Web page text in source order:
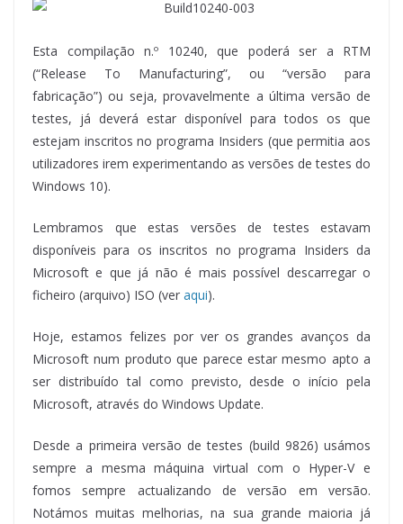
Esta compilação n.º 10240, que poderá ser a RTM
(“Release To Manufacturing”, ou “versão para
fabricação”) ou seja, provavelmente a última versão de
testes, já deverá estar disponível para todos os que
estejam inscritos no programa Insiders (que permitia aos
utilizadores irem experimentando as versões de testes do
Windows 10).
Lembramos que estas versões de testes estavam
disponíveis para os inscritos no programa Insiders da
Microsoft e que já não é mais possível descarregar o
ficheiro (arquivo) ISO (ver aqui).
Hoje, estamos felizes por ver os grandes avanços da
Microsoft num produto que parece estar mesmo apto a
ser distribuído tal como previsto, desde o início pela
Microsoft, através do Windows Update.
Desde a primeira versão de testes (build 9826) usámos
sempre a mesma máquina virtual com o Hyper-V e
fomos sempre actualizando de versão em versão.
Notámos muitas melhorias, na sua grande maioria já